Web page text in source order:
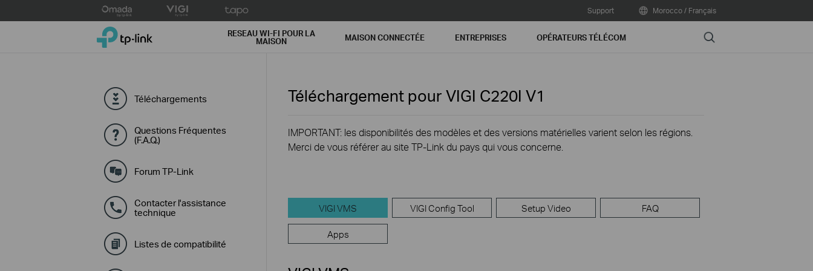
to
Support Morocco / Français
TP-Link, Reliably Smart RESEAU WI-FI POUR LA
MAISON MAISON CONNECTÉE ENTREPRISES OPÉRATEURS TÉLÉCOM Search
Téléchargements
Questions Fréquentes
(F.A.Q.)
Forum TP-Link
Contacter l'assistance
technique
Listes de compatibilité
Téléchargement pour VIGI C220I V1
IMPORTANT: les disponibilités des modèles et des versions matérielles varient selon les régions.
Merci de vous référer au site TP-Link du pays qui vous concerne.
VIGI VMS VIGI Config Tool Setup Video FAQ
Apps